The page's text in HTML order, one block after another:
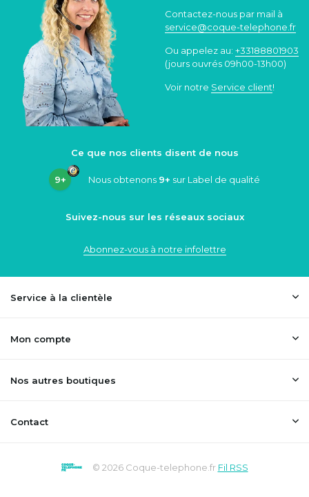
Contactez-nous par mail à
service@coque-telephone.fr
Ou appelez au: +33188801903
(jours ouvrés 09h00-13h00)
Voir notre Service client!
Ce que nos clients disent de nous
9+ Nous obtenons 9+ sur Label de qualité
Suivez-nous sur les réseaux sociaux
Abonnez-vous à notre infolettre
Service à la clientèle
Mon compte
Nos autres boutiques
Contact
© 2026 Coque-telephone.fr Fil RSS